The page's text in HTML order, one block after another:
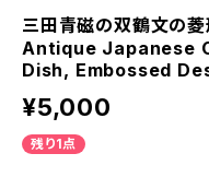
三田青磁の双鶴文の
Antique Japanese
Dish, Embossed
¥5,000
残り1点